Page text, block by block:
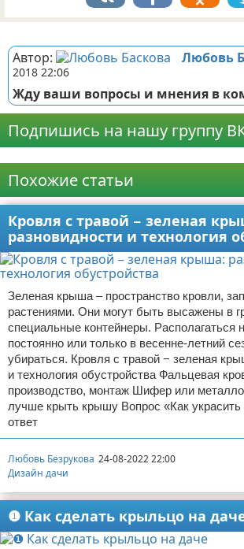
Автор: Любовь
2018 22:06
Жду ваши вопросы и мнения в
Подпишись на нашу группу
Похожие статьи
Кровля с травой − зеленая
разновидности и технология
Зеленая крыша – пространство кровли,
растениями. Они могут быть высажены в
специальные контейнеры. Располагаться
постоянно или только в весенне-летний
убираться. Кровля с травой − зеленая
и технология обустройства Фальцевая
производство, монтаж Шифер или
лучше крыть крышу Вопрос «Как украсить
ответ
Любовь Безрукова 24-08-2022 22:00
Дизайн дачи
❶ Как сделать крыльцо на